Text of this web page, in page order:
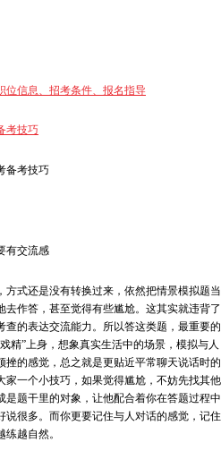
信息、 招考条件、报名指导
考技巧
备考技巧
有交流感
式还是没有转换过来，依然把情景模拟题当
作答，甚至觉得有些尴尬。这其实就违背了
的表达交流能力。所以答这类题，最重要的
精”上身，想象真实生活中的场景，模拟与人
的感觉，总之就是更贴近平常聊天说话时的
家一个小技巧，如果觉得尴尬，不妨先找其他
题干里的对象，让他配合着你在答题过程中
说很多。而你更要记住与人对话的感觉，记住
越自然。